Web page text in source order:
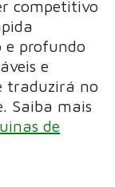
competitivo
e profundo
e
traduzirá no
Saiba mais
de